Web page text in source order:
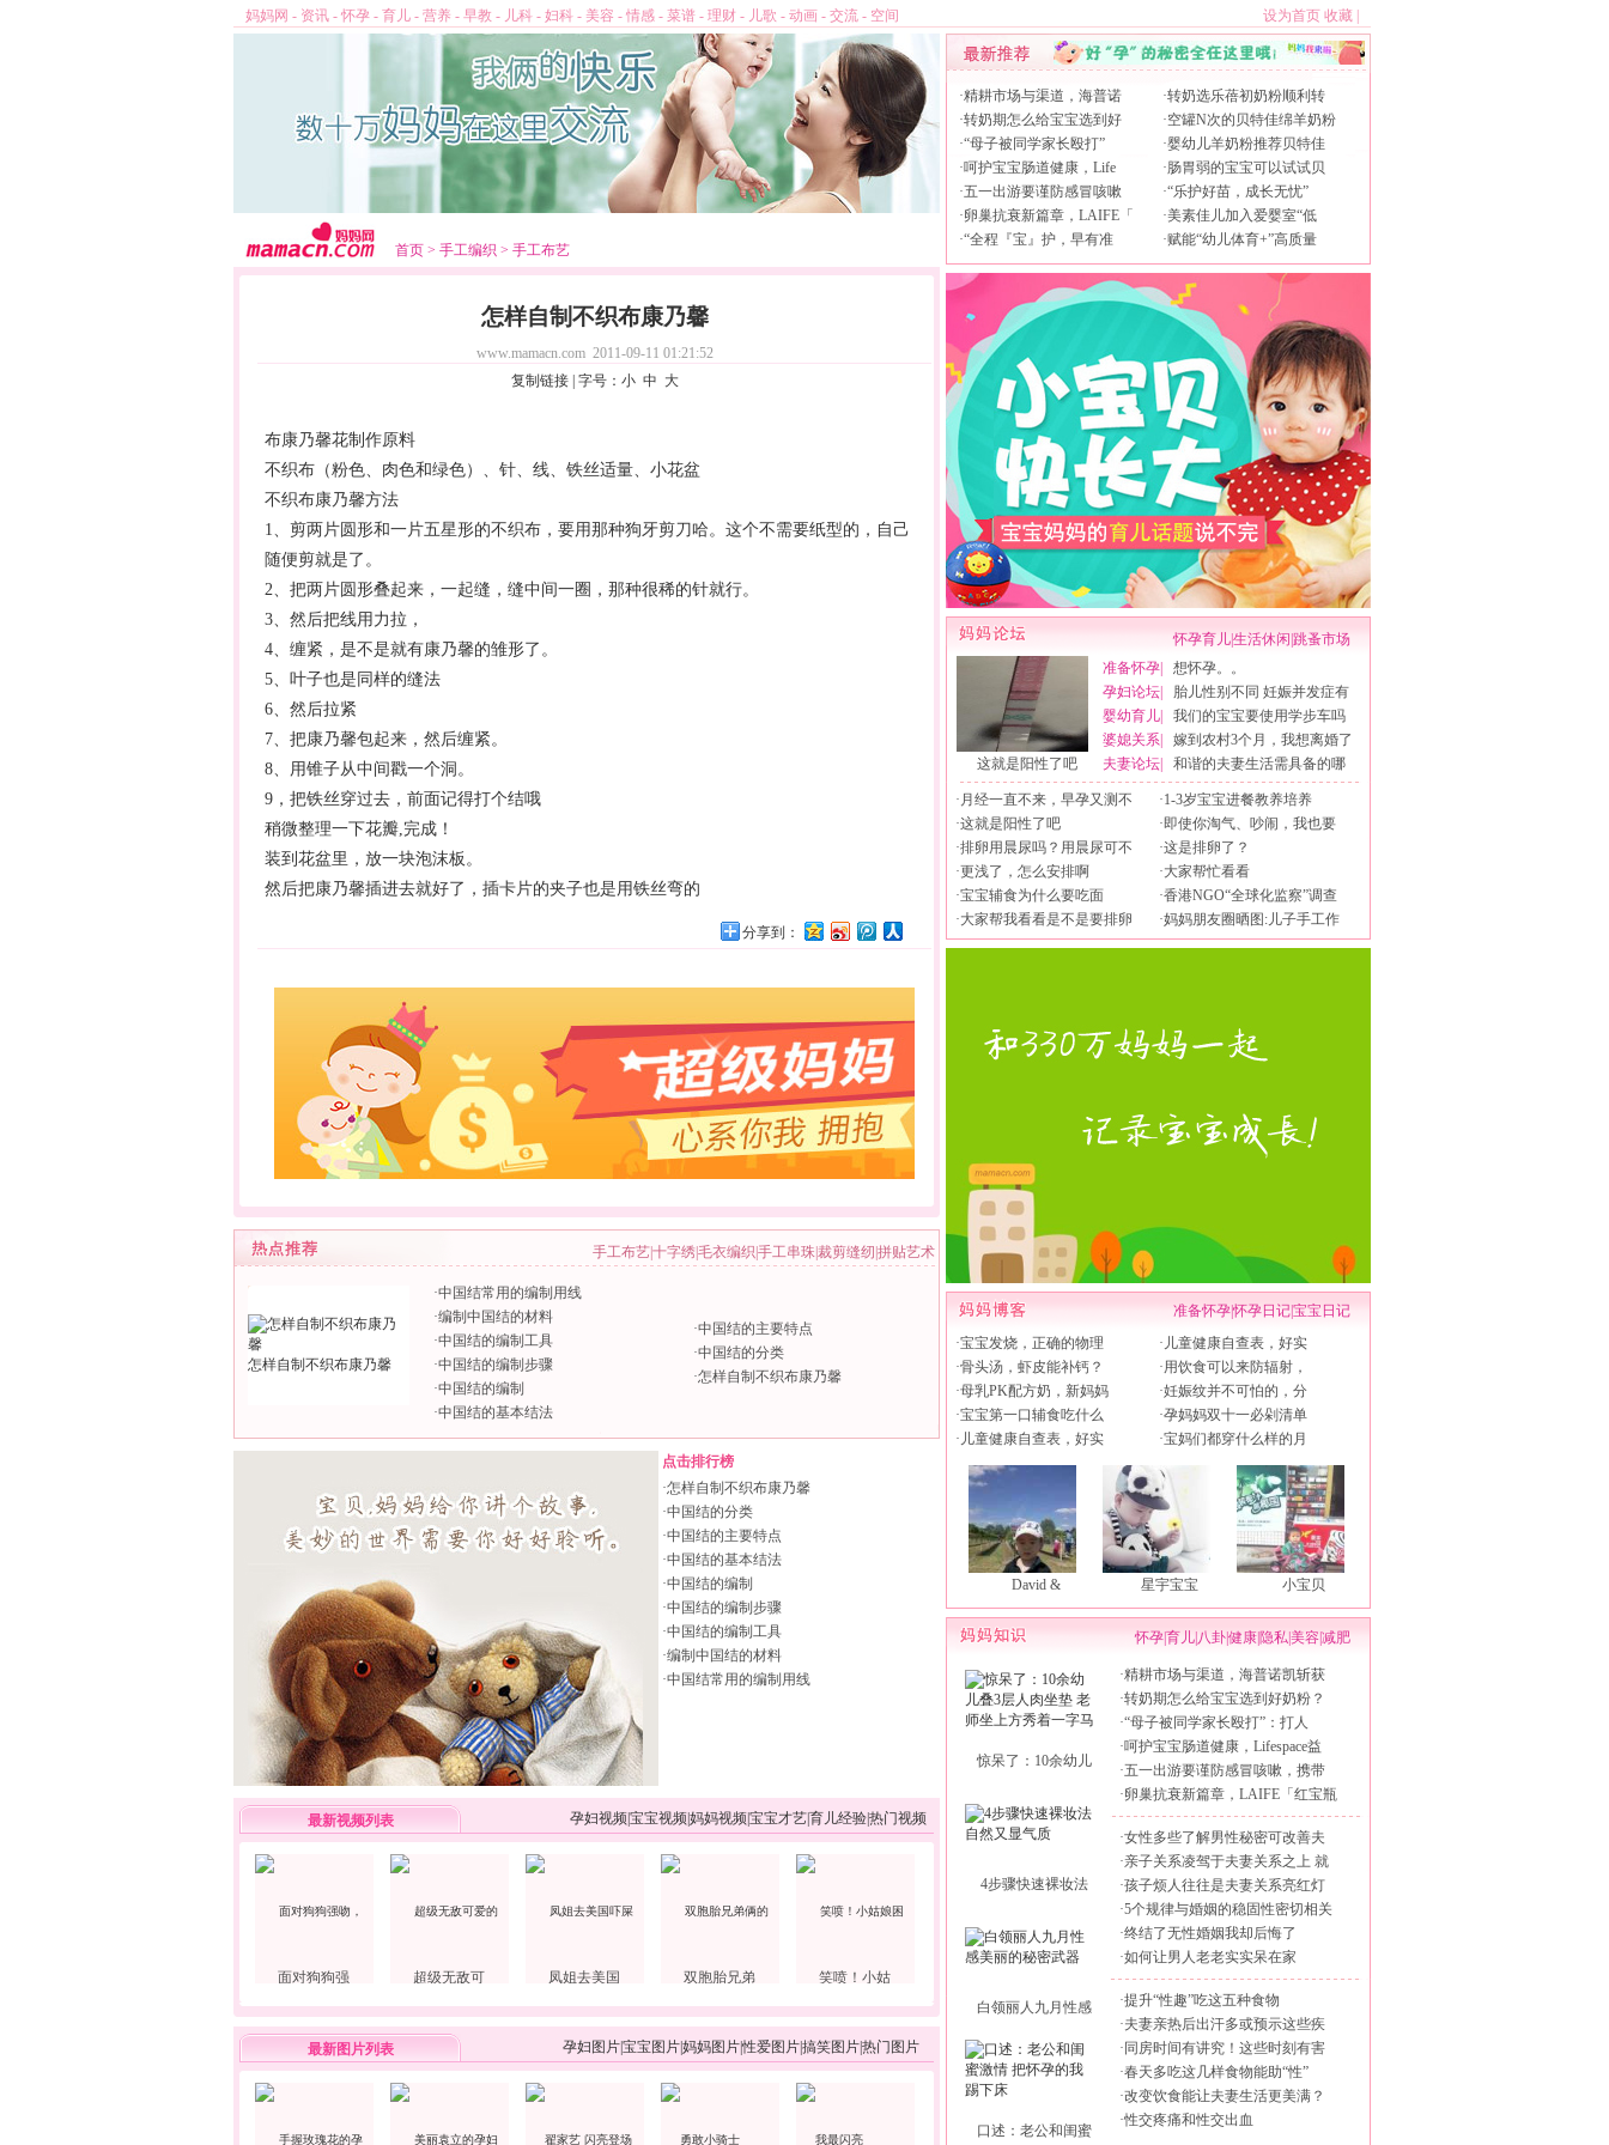
妈妈网 - 资讯 - 怀孕 - 育儿 - 营养 - 早教 - 儿科 - 妇科 - 美容 - 情感 - 菜谱 - 理财 - 儿歌 - 动画 - 交流 - 空间 设为首页 收藏
首页 > 手工编织 > 手工布艺
怎样自制不织布康乃馨
www.mamacn.com 2011-09-11 01:21:52
复制链接| 字号： 小 中 大
布康乃馨花制作原料
不织布（粉色、肉色和绿色）、针、线、铁丝适量、小花盆
不织布康乃馨方法
1、剪两片圆形和一片五星形的不织布，要用那种狗牙剪刀哈。这个不需要纸型的，自己
随便剪就是了。
2、把两片圆形叠起来，一起缝，缝中间一圈，那种很稀的针就行。
3、然后把线用力拉，
4、缠紧，是不是就有康乃馨的雏形了。
5、叶子也是同样的缝法
6、然后拉紧
7、把康乃馨包起来，然后缠紧。
8、用锥子从中间戳一个洞。
9，把铁丝穿过去，前面记得打个结哦
稍微整理一下花瓣,完成！
装到花盆里，放一块泡沫板。
然后把康乃馨插进去就好了，插卡片的夹子也是用铁丝弯的
分享到：
手工布艺十字绣毛衣编织 手工串珠裁剪缝纫 拼贴艺术
怎样自制不织布康乃馨
·中国结常用的编制用线
·编制中国结的材料
·中国结的编制工具
·中国结的编制步骤
·中国结的编制
·中国结的基本结法
·中国结的主要特点
·中国结的分类
·怎样自制不织布康乃馨
点击排行榜
·怎样自制不织布康乃馨
·中国结的分类
·中国结的主要特点
·中国结的基本结法
·中国结的编制
·中国结的编制步骤
·中国结的编制工具
·编制中国结的材料
·中国结常用的编制用线
最新视频列表 孕妇视频宝宝视频妈妈视频宝宝才艺育儿经验热门视频
面对狗狗强 超级无敌可 凤姐去美国 双胞胎兄弟 笑喷！小姑
最新图片列表 孕妇图片宝宝图片妈妈图片性爱图片搞笑图片热门图片
·精耕市场与渠道，海普诺
·转奶期怎么给宝宝选到好
·“母子被同学家长殴打”
·呵护宝宝肠道健康，Life
·五一出游要谨防感冒咳嗽
·卵巢抗衰新篇章，LAIFE「
·“全程『宝』护，早有准
·转奶选乐蓓初奶粉顺利转
·空罐N次的贝特佳绵羊奶粉
·婴幼儿羊奶粉推荐贝特佳
·肠胃弱的宝宝可以试试贝
·“乐护好苗，成长无忧”
·美素佳儿加入爱婴室“低
·赋能“幼儿体育+”高质量
怀孕育儿|生活休闲 跳蚤市场
这就是阳性了吧
准备怀孕
孕妇论坛
婴幼育儿
婆媳关系
夫妻论坛
想怀孕。。
胎儿性别不同 妊娠并发症有
我们的宝宝要使用学步车吗
嫁到农村3个月，我想离婚了
和谐的夫妻生活需具备的哪
· 月经一直不来，早孕又测不
·这就是阳性了吧
·排卵用晨尿吗？用晨尿可不
·更浅了，怎么安排啊
·宝宝辅食为什么要吃面
·大家帮我看看是不是要排卵
·1-3岁宝宝进餐教养培养
·即使你淘气、吵闹，我也要
·这是排卵了？
·大家帮忙看看
·香港NGO“全球化监察”调查
·妈妈朋友圈晒图:儿子手工作
准备怀孕|怀孕日记|宝宝日记
·宝宝发烧，正确的物理
·骨头汤，虾皮能补钙？
·母乳PK配方奶，新妈妈
·宝宝第一口辅食吃什么
· 儿童健康自查表，好实
· 儿童健康自查表，好实
·用饮食可以来防辐射，
·妊娠纹并不可怕的，分
·孕妈妈双十一必剁清单
·宝妈们都穿什么样的月
David & 星宇宝宝 小宝贝
怀孕|育儿| 八卦|健康| 隐私|美容|减肥
惊呆了：10余幼儿
4步骤快速裸妆法
白领丽人九月性感
口述：老公和闺蜜
·精耕市场与渠道，海普诺凯斩获
·转奶期怎么给宝宝选到好奶粉？
·“母子被同学家长殴打”：打人
·呵护宝宝肠道健康，Lifespace益
·五一出游要谨防感冒咳嗽，携带
·卵巢抗衰新篇章，LAIFE「红宝瓶
·女性多些了解男性秘密可改善夫
·亲子关系凌驾于夫妻关系之上 就
·孩子烦人往往是夫妻关系亮红灯
·5个规律与婚姻的稳固性密切相关
·终结了无性婚姻我却后悔了
·如何让男人老老实实呆在家
·提升“性趣”吃这五种食物
·夫妻亲热后出汗多或预示这些疾
· 同房时间有讲究！这些时刻有害
·春天多吃这几样食物能助“性”
·改变饮食能让夫妻生活更美满？
·性交疼痛和性交出血